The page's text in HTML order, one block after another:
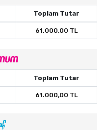
Toplam Tutar
61.000,00 TL
Toplam Tutar
61.000,00 TL